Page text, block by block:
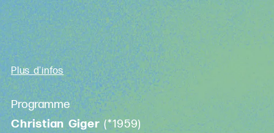
Plus d'infos
Programme
Christian Giger(*1959)